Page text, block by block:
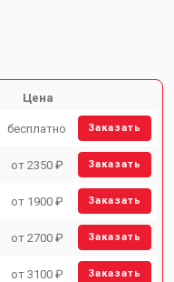
Цена
бесплатно Заказать
от 2350 ₽ Заказать
от 1900 ₽ Заказать
от 2700 ₽ Заказать
от 3100 ₽ Заказать